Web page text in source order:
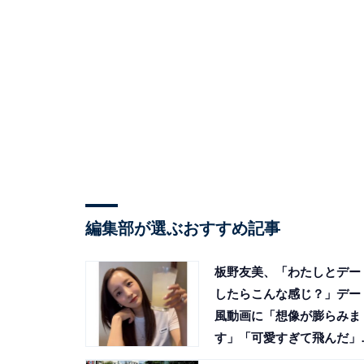
編集部が選ぶおすすめ記事
板野友美、「わたしとデー
したらこんな感じ？」デー
風動画に「想像が膨らみま
す」「可愛すぎて飛んだ」